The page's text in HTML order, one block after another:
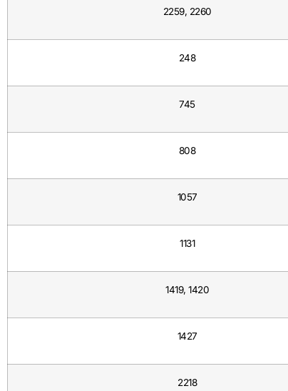
2259, 2260
248
745
808
1057
1131
1419, 1420
1427
2218